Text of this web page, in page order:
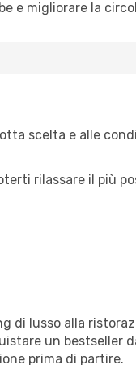
e migliorare la
scelta e alle
rilassare il più
di lusso alla
un bestseller
prima di partire.